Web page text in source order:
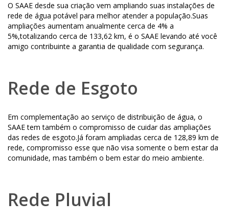
O SAAE desde sua criação vem ampliando suas instalações de
rede de água potável para melhor atender a população.Suas
ampliações aumentam anualmente cerca de 4% a
5%,totalizando cerca de 133,62 km, é o SAAE levando até você
amigo contribuinte a garantia de qualidade com segurança.
Rede de Esgoto
Em complementação ao serviço de distribuição de água, o
SAAE tem também o compromisso de cuidar das ampliações
das redes de esgoto.Já foram ampliadas cerca de 128,89 km de
rede, compromisso esse que não visa somente o bem estar da
comunidade, mas também o bem estar do meio ambiente.
Rede Pluvial